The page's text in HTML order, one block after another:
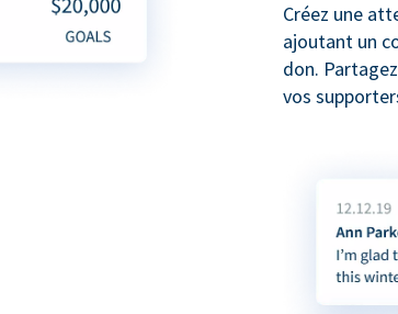
Créez une
ajoutant un
don.
vos